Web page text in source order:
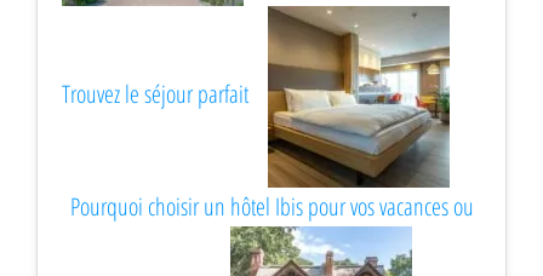
Trouvez le séjour parfait
Pourquoi choisir un hôtel Ibis pour vos vacances ou